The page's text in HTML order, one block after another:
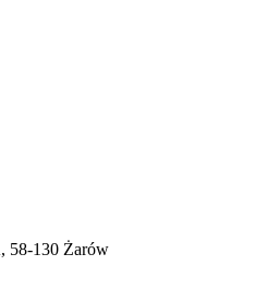
58-130 Żarów